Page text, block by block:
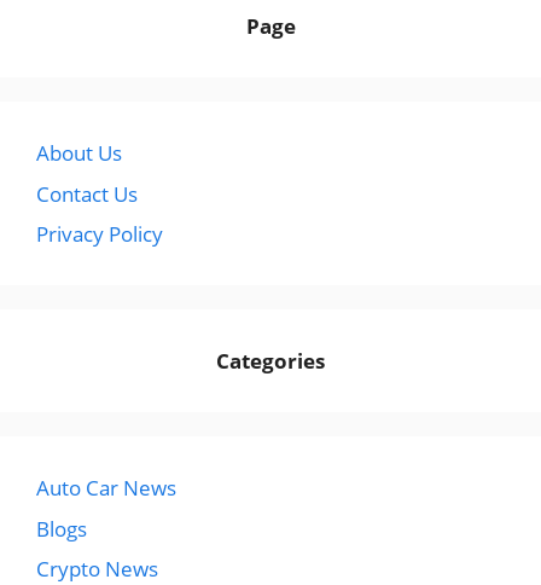
Page
About Us
Contact Us
Privacy Policy
Categories
Auto Car News
Blogs
Crypto News